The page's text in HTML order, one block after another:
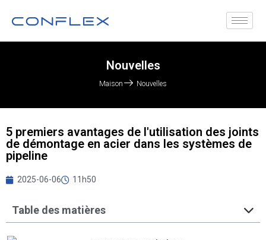
Nouvelles
Maison Nouvelles
5 premiers avantages de l'utilisation des joints
de démontage en acier dans les systèmes de
pipeline
2025-06-06 11h50
Table des matières